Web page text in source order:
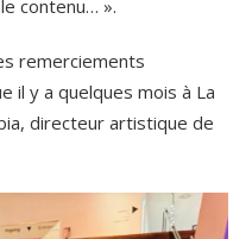
contenu… ».
remerciements
il y a quelques mois à La
directeur artistique de